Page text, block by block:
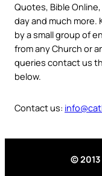
Quotes, Bible
day and much
by a small group of
from any Church or
queries contact us
below.
Contact us:
© 2013